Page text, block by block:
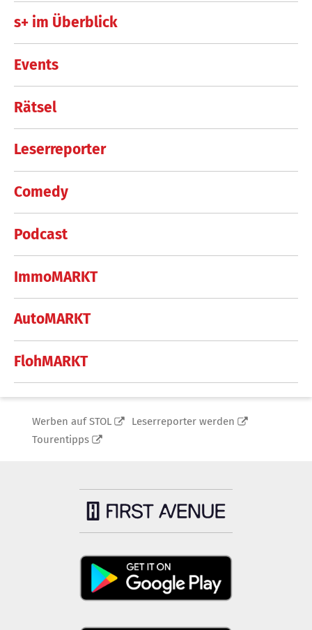
s+ im Überblick
Events
Rätsel
Leserreporter
Comedy
Podcast
ImmoMARKT
AutoMARKT
FlohMARKT
Werben auf STOL
Leserreporter werden
Tourentipps